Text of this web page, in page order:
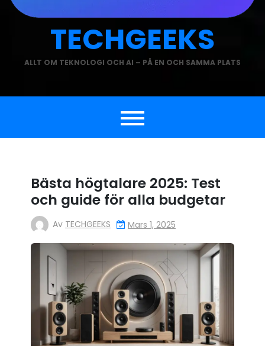
TECHGEEKS
ALLT OM TEKNOLOGI OCH AI – PÅ EN OCH SAMMA PLATS
Bästa högtalare 2025: Test
och guide för alla budgetar
Av TECHGEEKS Mars 1, 2025